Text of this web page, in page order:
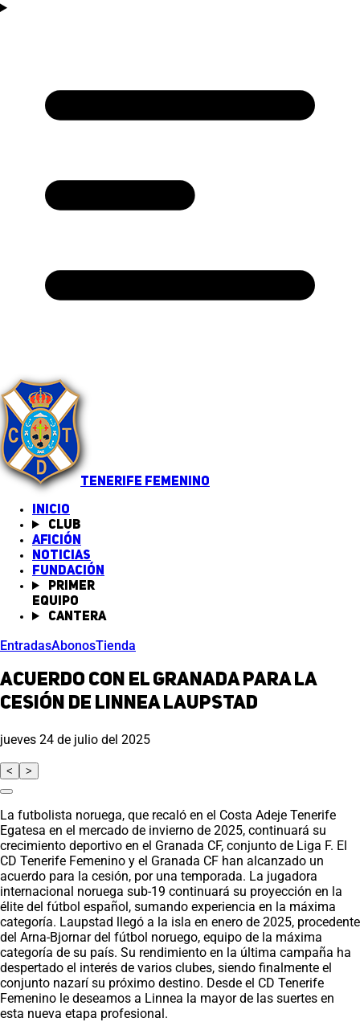
TENERIFE FEMENINO
INICIO
Club
Afición
Noticias
Fundación
Primer
equipo
Cantera
EntradasAbonosTienda
Acuerdo con el Granada para la
cesión de Linnea Laupstad
jueves 24 de julio del 2025
< >
La futbolista noruega, que recaló en el Costa Adeje Tenerife
Egatesa en el mercado de invierno de 2025, continuará su
crecimiento deportivo en el Granada CF, conjunto de Liga F. El
CD Tenerife Femenino y el Granada CF han alcanzado un
acuerdo para la cesión, por una temporada. La jugadora
internacional noruega sub-19 continuará su proyección en la
élite del fútbol español, sumando experiencia en la máxima
categoría. Laupstad llegó a la isla en enero de 2025, procedente
del Arna-Bjornar del fútbol noruego, equipo de la máxima
categoría de su país. Su rendimiento en la última campaña ha
despertado el interés de varios clubes, siendo finalmente el
conjunto nazarí su próximo destino. Desde el CD Tenerife
Femenino le deseamos a Linnea la mayor de las suertes en
esta nueva etapa profesional.